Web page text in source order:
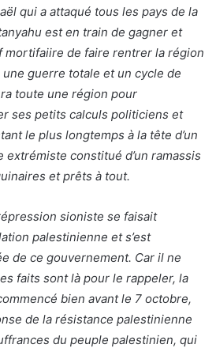
qui a attaqué tous les pays de la
est en train de gagner et
mortifaiire de faire rentrer la région
guerre totale et un cycle de
toute une région pour
ses petits calculs politiciens et
le plus longtemps à la tête d’un
constitué d’un ramassis
et prêts à tout.
sioniste se faisait
palestinienne et s’est
de ce gouvernement. Car il ne
faits sont là pour le rappeler, la
bien avant le 7 octobre,
de la résistance palestinienne
du peuple palestinien, qui